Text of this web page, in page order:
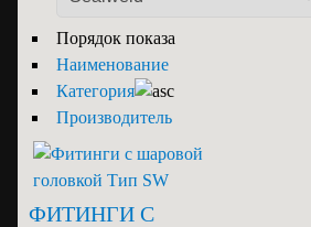
Порядок показа
Наименование
Категория
Производитель
ФИТИНГИ С